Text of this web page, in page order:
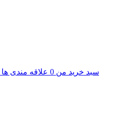
سبد خرید من 0 علاقه مندی ها